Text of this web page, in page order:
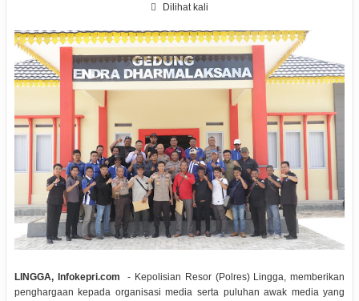
Dilihat kali
LINGGA, Infokepri.com- Kepolisian Resor (Polres) Lingga, memberikan
penghargaan kepada organisasi media serta puluhan awak media yang